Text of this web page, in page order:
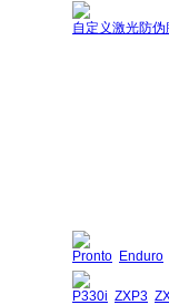
自定义激光防伪
Pronto Enduro
P330i ZXP3